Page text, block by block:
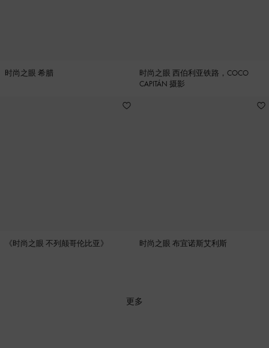
时尚之眼 希腊
时尚之眼 西伯利亚铁路，COCO
CAPITÁN 摄影
《时尚之眼 不列颠哥伦比亚》 时尚之眼 布宜诺斯艾利斯
更多